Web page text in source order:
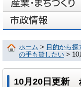
ホーム > 目的から探
の手も貸したい > 10
10月20日更新